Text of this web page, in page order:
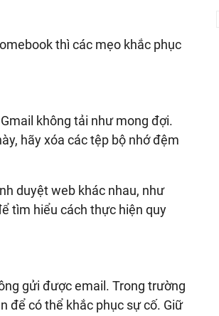
thì các mẹo khắc phục
không tải như mong đợi.
hãy xóa các tệp bộ nhớ đệm
duyệt web khác nhau, như
tìm hiểu cách thực hiện quy
gửi được email. Trong trường
để có thể khắc phục sự cố. Giữ